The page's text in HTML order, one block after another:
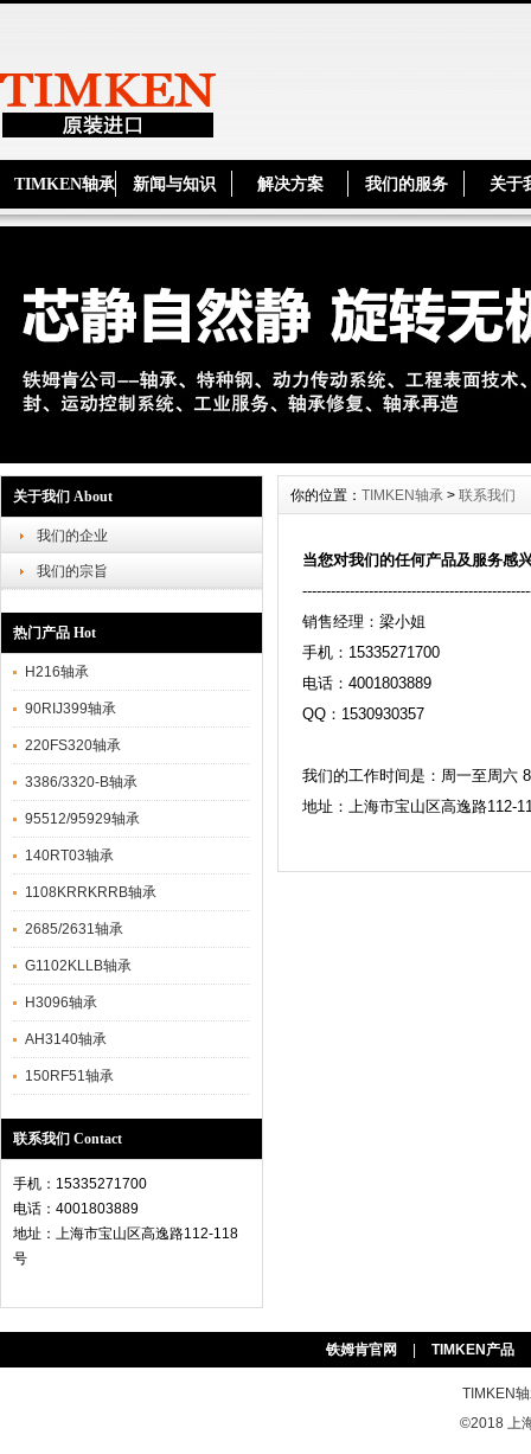
TIMKEN轴承 新闻与知识 解决方案 我们的服务 关于
关于我们 About
我们的企业
我们的宗旨
热门产品 Hot
H216轴承
90RIJ399轴承
220FS320轴承
3386/3320-B轴承
95512/95929轴承
140RT03轴承
1108KRRKRRB轴承
2685/2631轴承
G1102KLLB轴承
H3096轴承
AH3140轴承
150RF51轴承
联系我们 Contact
手机：15335271700
电话：4001803889
地址：上海市宝山区高逸路112-118
号
你的位置： TIMKEN轴承 > 联系我们
当您对我们的任何产品及服务感
销售经理：梁小姐
手机：15335271700
电话：4001803889
QQ：1530930357
我们的工作时间是：周一至周六
地址：上海市宝山区高逸路112-
铁姆肯官网 TIMKEN产品
TIMKEN
©2018 上